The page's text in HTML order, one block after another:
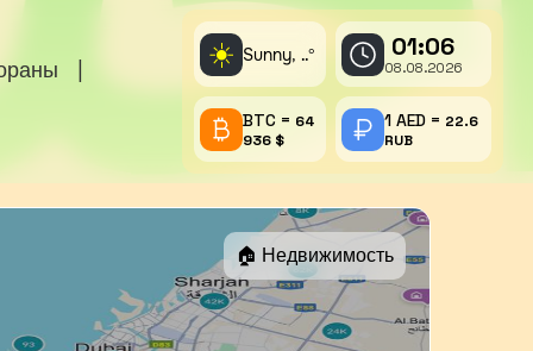
☀️ Sunny, ..° 01:06
08.08.2026
BTC = 64
936 $
1 AED = 22.6
RUB
🏠 Недвижимость